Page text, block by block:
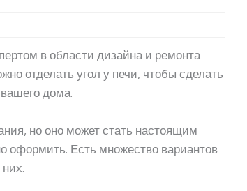
в области дизайна и ремонта
отделать угол у печи, чтобы сделать
дома.
но оно может стать настоящим
оформить. Есть множество вариантов